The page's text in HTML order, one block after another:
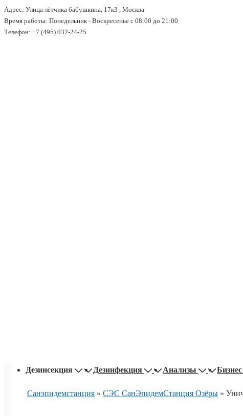
↓
Перейти
Адрес: Улица лётчика бабушкина, 17к3 , Москва
Время работы: Понедельник - Воскресенье с 08:00 до 21:00
Телефон: +7 (495) 032-24-25
ОсновнаяДезинсекция Дезинфекция Анализы Бизнес
Санэпидемстанция » СЭС СанЭпидемСтанция Озёры »